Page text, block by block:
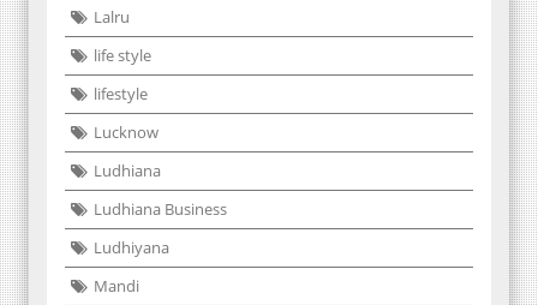
Lalru
life style
lifestyle
Lucknow
Ludhiana
Ludhiana Business
Ludhiyana
Mandi